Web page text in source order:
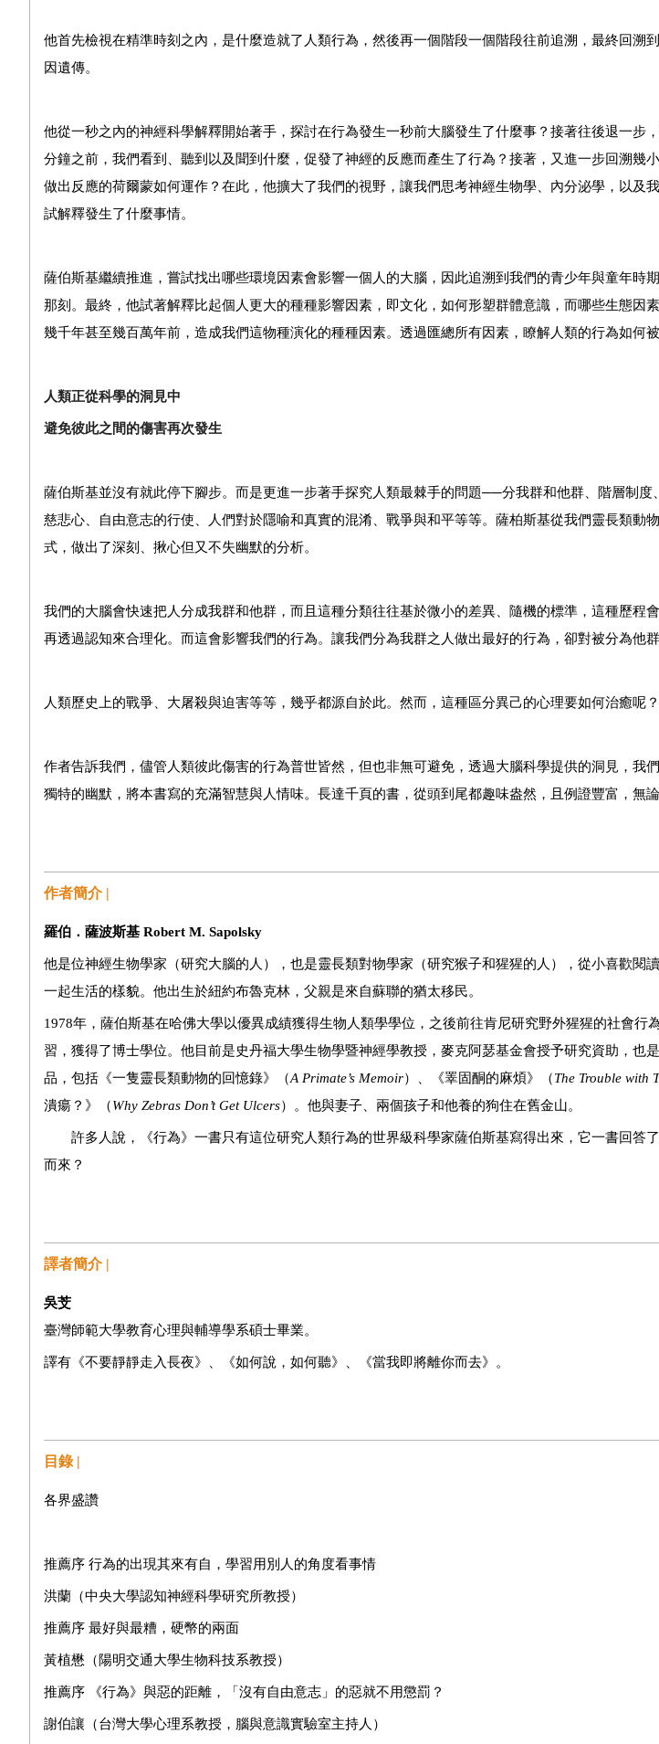
他首先檢視在精準時刻之內，是什麼造就了人類行為，然後再一個階段一個階段往前追溯，最終回溯
因遺傳。
他從一秒之內的神經科學解釋開始著手，探討在行為發生一秒前大腦發生了什麼事？接著往後退一步
分鐘之前，我們看到、聽到以及聞到什麼，促發了神經的反應而產生了行為？接著，又進一步回溯幾
做出反應的荷爾蒙如何運作？在此，他擴大了我們的視野，讓我們思考神經生物學、內分泌學，以及
試解釋發生了什麼事情。
薩伯斯基繼續推進，嘗試找出哪些環境因素會影響一個人的大腦，因此追溯到我們的青少年與童年時
那刻。最終，他試著解釋比起個人更大的種種影響因素，即文化，如何形塑群體意識，而哪些生態因
幾千年甚至幾百萬年前，造成我們這物種演化的種種因素。透過匯總所有因素，瞭解人類的行為如何被
人類正從科學的洞見中
避免彼此之間的傷害再次發生
薩伯斯基並沒有就此停下腳步。而是更進一步著手探究人類最棘手的問題──分我群和他群、階層制
慈悲心、自由意志的行使、人們對於隱喻和真實的混淆、戰爭與和平等等。薩柏斯基從我們靈長類動
式，做出了深刻、揪心但又不失幽默的分析。
我們的大腦會快速把人分成我群和他群，而且這種分類往往基於微小的差異、隨機的標準，這種歷程
再透過認知來合理化。而這會影響我們的行為。讓我們分為我群之人做出最好的行為，卻對被分為他
人類歷史上的戰爭、大屠殺與迫害等等，幾乎都源自於此。然而，這種區分異己的心理要如何治癒呢
作者告訴我們，儘管人類彼此傷害的行為普世皆然，但也非無可避免，透過大腦科學提供的洞見，我
獨特的幽默，將本書寫的充滿智慧與人情味。長達千頁的書，從頭到尾都趣味盎然，且例證豐富，無
作者簡介 |
羅伯 ． 薩波斯基 Robert M. Sapolsky
他是位神經生物學家（研究大腦的人），也是靈長類對物學家（研究猴子和猩猩的人），從小喜歡閱
一起生活的樣貌。他出生於紐約布魯克林，父親是來自蘇聯的猶太移民。
1978年，薩伯斯基在哈佛大學以優異成績獲得生物人類學學位，之後前往肯尼研究野外猩猩的社會行
習，獲得了博士學位。他目前是史丹福大學生物學暨神經學教授，麥克阿瑟基金會授予研究資助，也
品，包括《一隻靈長類動物的回憶錄》（A Primate’s Memoir）、《睪固酮的麻煩》（The Trouble with
潰瘍？》（Why Zebras Don’t Get Ulcers）。他與妻子、兩個孩子和他養的狗住在舊金山。
許多人說，《行為》一書只有這位研究人類行為的世界級科學家薩伯斯基寫得出來，它一書回答
而來？
譯者簡介 |
吳芠
臺灣師範大學教育心理與輔導學系碩士畢業。
譯有《不要靜靜走入長夜》、《如何說，如何聽》、《當我即將離你而去》。
目錄 |
各界盛讚
推薦序 行為的出現其來有自，學習用別人的角度看事情
洪蘭（中央大學認知神經科學研究所教授）
推薦序 最好與最糟，硬幣的兩面
黃植懋（陽明交通大學生物科技系教授）
推薦序 《行為》與惡的距離，「沒有自由意志」的惡就不用懲罰？
謝伯讓（台灣大學心理系教授，腦與意識實驗室主持人）